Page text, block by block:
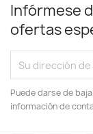
Infórmese
ofertas
Puede darse de
información de